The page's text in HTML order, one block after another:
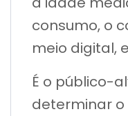
consumo, o
meio digital,
É o público-
determinar o